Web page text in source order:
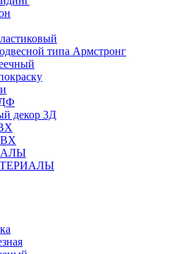
типа Армстронг
декор 3Д